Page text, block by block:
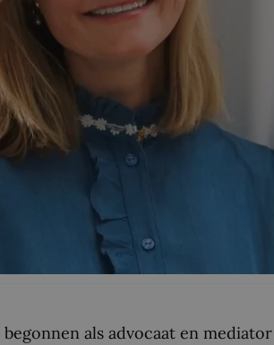
als advocaat en